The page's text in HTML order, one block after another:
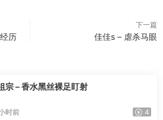
历
下一篇
佳佳s – 虐杀马眼
宗 – 香水黑丝裸足盯射
时前 4